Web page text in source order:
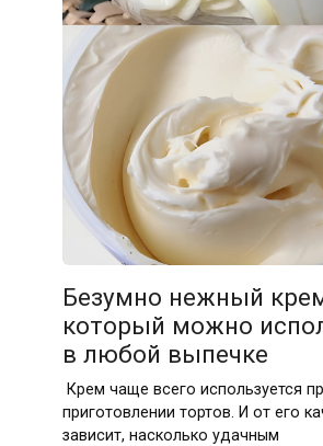
Безумно нежный
который можно
в любой выпечке
Крем чаще всего используется
приготовлении тортов. И от его
зависит, насколько удачным